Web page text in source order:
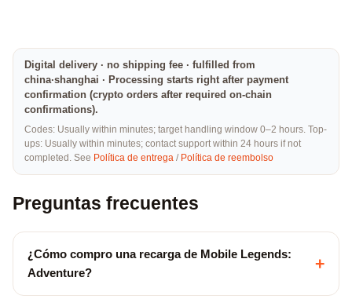
Digital delivery · no shipping fee · fulfilled from
china·shanghai · Processing starts right after payment
confirmation (crypto orders after required on-chain
confirmations).
Codes: Usually within minutes; target handling window 0–2 hours. Top-
ups: Usually within minutes; contact support within 24 hours if not
completed. See Política de entrega / Política de reembolso
Preguntas frecuentes
¿Cómo compro una recarga de Mobile Legends:
Adventure?
+